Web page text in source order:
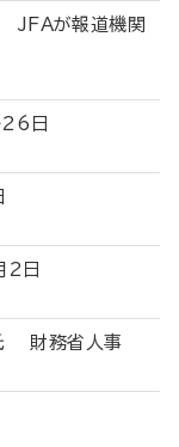
JFAが報道機関
日
2日
財務省人事